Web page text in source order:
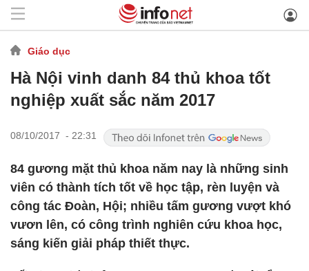
Giáo dục
Hà Nội vinh danh 84 thủ khoa tốt
nghiệp xuất sắc năm 2017
08/10/2017 - 22:31
84 gương mặt thủ khoa năm nay là những sinh
viên có thành tích tốt về học tập, rèn luyện và
công tác Đoàn, Hội; nhiều tấm gương vượt khó
vươn lên, có công trình nghiên cứu khoa học,
sáng kiến giải pháp thiết thực.